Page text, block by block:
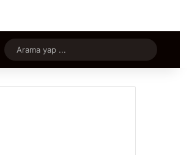
Rastgele Makale
Arama
yap